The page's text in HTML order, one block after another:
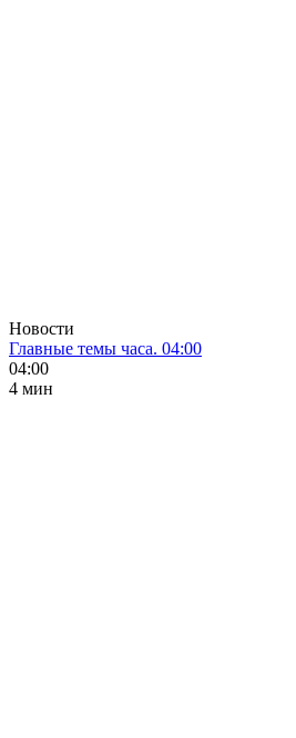
Новости
Главные темы часа. 04:00
04:00
4 мин